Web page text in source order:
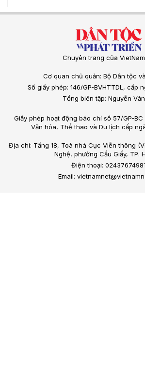
Chuyên trang của
Cơ quan chủ quản: Bộ Dân tộc
Số giấy phép: 146/GP-BVHTTDL, cấp
Tổng biên tập: Nguyễn
Giấy phép hoạt động báo chí số 57/GP-
Văn hóa, Thể thao và Du lịch cấp
Địa chỉ: Tầng 18, Toà nhà Cục Viễn thông
Nghệ, phường Cầu Giấy, TP.
Điện thoại: 02437674981
Email: